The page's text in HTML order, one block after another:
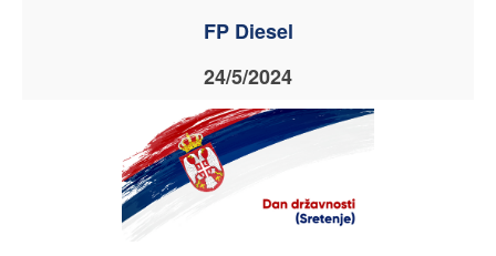
FP Diesel
24/5/2024